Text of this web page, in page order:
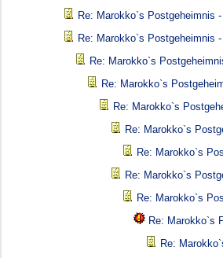
Re: Marokko`s Postgeheimnis
Re: Marokko`s Postgeheimnis
Re: Marokko`s
Re: Marokko`s
Re: Marokko`s
Re: Marokko`s
Re: Marokko`s
Re: Marokko`s
Re: Marokko`s
Re: Marokko`s
Re: